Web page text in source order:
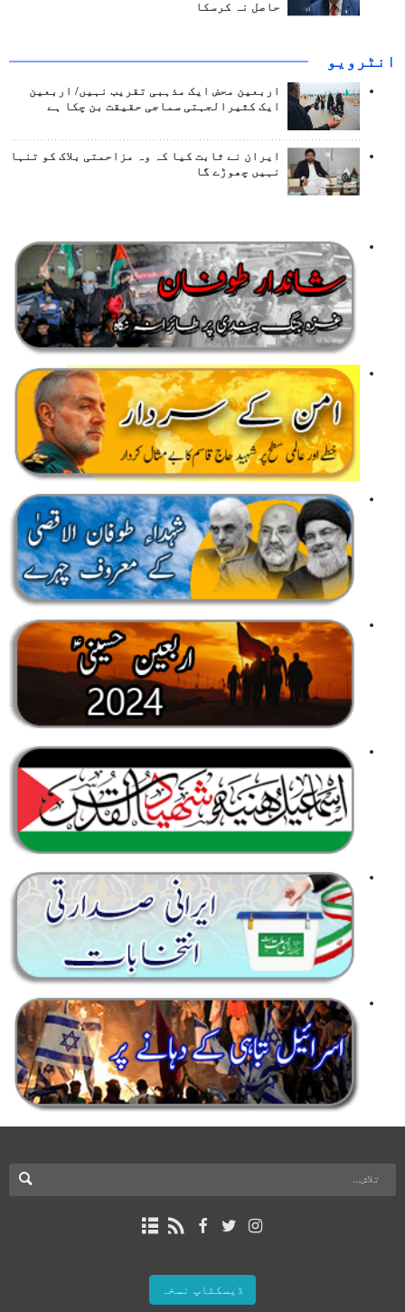
حاصل نہ کرسکا
انٹرويو
اربعین محض ایک مذہبی تقریب نہیں/ اربعین
ایک کثیرالجہتی سماجی حقیقت بن چکا ہے
ایران نے ثابت کیا کہ وہ مزاحمتی بلاک کو تنہا
نہیں چھوڑے گا
ڈیسکٹاپ نسخہ